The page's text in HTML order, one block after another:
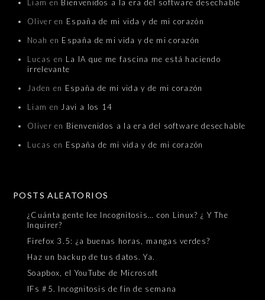
Liam en Bienvenidos a la era del software desechable
Oliver en España de mi vida y de mi corazón
Noah en España de mi vida y de mi corazón
Lucas en La IA que me fascina me está haciendo
irrelevante
Jaden en España de mi vida y de mi corazón
Liam en Javi a los 14
Oliver en Bienvenidos a la era del software desechable
Lucas en España de mi vida y de mi corazón
POSTS ALEATORIOS
¿Cuánta gente lee Incognitosis… con Linux? ¿ Y The
Inquirer?
Firefox 3.5: ¿a buenas horas, mangas verdes?
Haz un backup de tus datos. Ya.
Soapbox, el YouTube de Microsoft
IFs #5. Incognitosis de fin de semana